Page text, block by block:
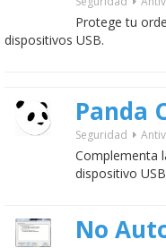
Protege tu
dispositivos USB.
Seguridad
Complementa
dispositivo
No